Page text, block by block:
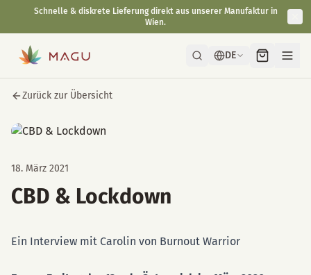
DE
Zurück zur Übersicht
18. März 2021
CBD & Lockdown
Ein Interview mit Carolin von Burnout Warrior
Schnelle & diskrete Lieferung direkt aus unserer Manufaktur in
Wien.